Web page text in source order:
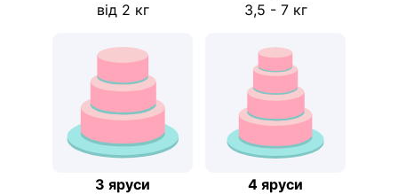
від 2 кг
3,5 - 7 кг
3 яруси
4 яруси